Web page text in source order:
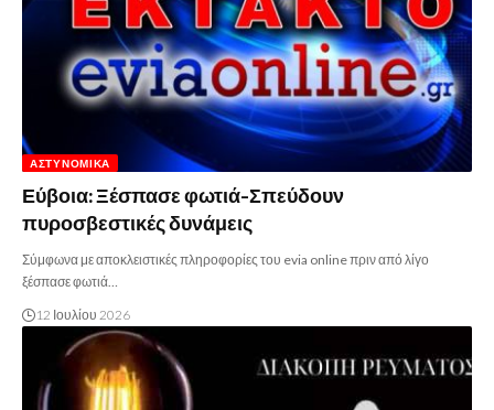
ΑΣΤΥΝΟΜΙΚΆ
Εύβοια: Ξέσπασε φωτιά-Σπεύδουν
πυροσβεστικές δυνάμεις
Σύμφωνα με αποκλειστικές πληροφορίες του evia online πριν από λίγο
ξέσπασε φωτιά…
12 Ιουλίου 2026